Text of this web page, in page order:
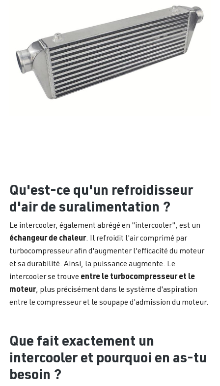
Qu'est-ce qu'un refroidisseur
d'air de suralimentation ?
Le intercooler, également abrégé en "intercooler", est un
échangeur de chaleur. Il refroidit l'air comprimé par
turbocompresseur afin d'augmenter l'efficacité du moteur
et sa durabilité. Ainsi, la puissance augmente. Le
intercooler se trouve entre le turbocompresseur et le
moteur, plus précisément dans le système d'aspiration
entre le compresseur et le soupape d'admission du moteur.
Que fait exactement un
intercooler et pourquoi en as-tu
besoin ?